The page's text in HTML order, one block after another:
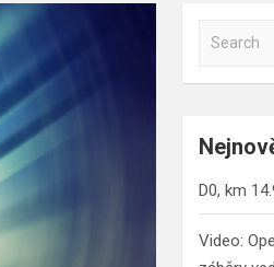
a
c
D0, km
Video: